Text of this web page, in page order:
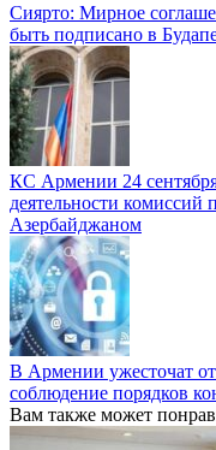
Сиярто: Мирное
быть подписано в
КС Армении 24
деятельности
Азербайджаном
В Армении ужесточат
соблюдение порядков
Вам также может